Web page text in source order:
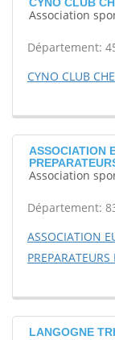
Association
Département:
CYNO CLUB
ASSOCIATION
Association
Département:
ASSOCIATION
LANGOGNE